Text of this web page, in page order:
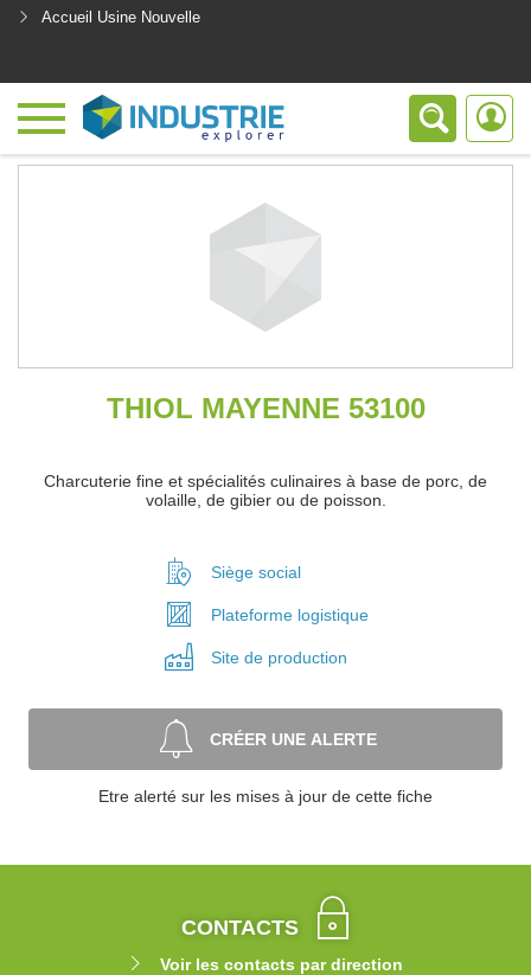
Accueil Usine Nouvelle
THIOL MAYENNE 53100
Charcuterie fine et spécialités culinaires à base de porc, de
volaille, de gibier ou de poisson.
Siège social
Plateforme logistique
Site de production
CRÉER UNE ALERTE
Etre alerté sur les mises à jour de cette fiche
CONTACTS
Voir les contacts par direction